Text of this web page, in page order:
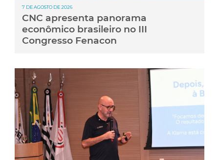
7 DE AGOSTO DE 2026
CNC apresenta panorama
econômico brasileiro no III
Congresso Fenacon